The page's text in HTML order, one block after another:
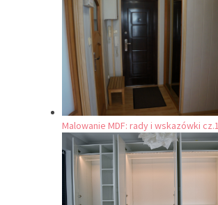
Malowanie MDF: rady i wskazówki cz.1